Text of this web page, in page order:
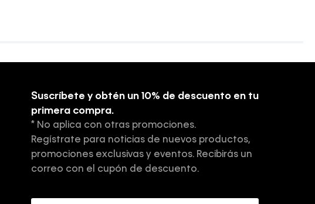
Suscríbete y obtén un 10% de descuento en tu
primera compra.
* No aplica con otras promociones.
Regístrate para noticias de nuevos productos,
promociones exclusivas y eventos. Recibirás un
correo con el cupón de descuento.